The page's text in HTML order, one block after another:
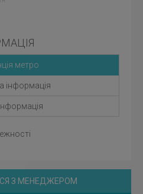
метро
інформація
З МЕНЕДЖЕРОМ